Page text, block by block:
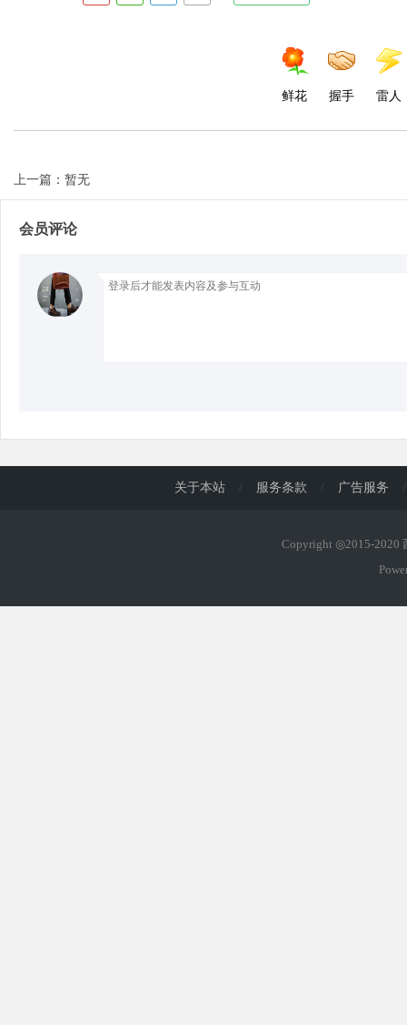
鲜花 握手 雷人
上一篇：暂无
会员评论
关于本站 / 服务条款 / 广告服务 /
Copyright ◎2015-2020